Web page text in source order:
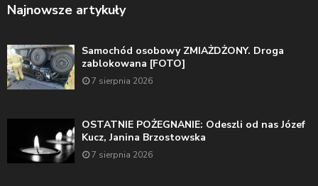
Najnowsze artykuły
Samochód osobowy ZMIAŻDŻONY. Droga
zablokowana [FOTO]
7 sierpnia 2026
OSTATNIE POŻEGNANIE: Odeszli od nas Józef
Kucz, Janina Brzostowska
7 sierpnia 2026